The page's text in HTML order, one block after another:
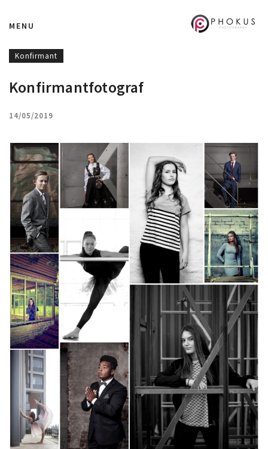
MENU
Konfirmant
Konfirmantfotograf
14/05/2019